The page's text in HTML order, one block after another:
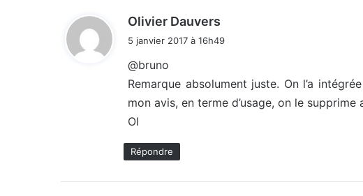
Olivier Dauvers
i
:
5 janvier 2017 à 16h49
@bruno
Remarque absolument juste. On l’a
mon avis, en terme d’usage, on le
Ol
Répondre